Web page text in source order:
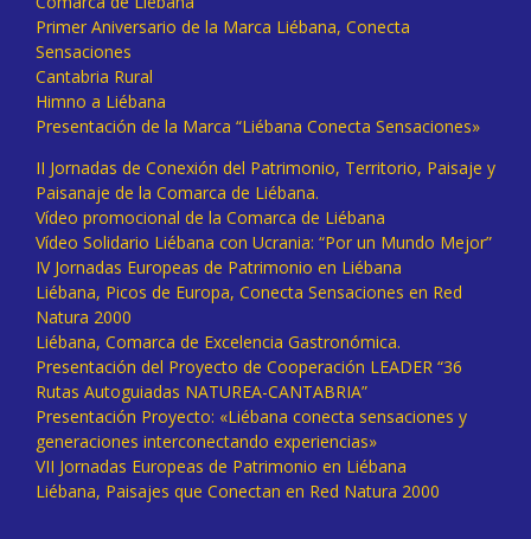
Primer Aniversario de la Marca Liébana, Conecta
Sensaciones
Cantabria Rural
Himno a Liébana
Presentación de la Marca “Liébana Conecta Sensaciones»
II Jornadas de Conexión del Patrimonio, Territorio, Paisaje y
Paisanaje de la Comarca de Liébana.
Vídeo promocional de la Comarca de Liébana
Vídeo Solidario Liébana con Ucrania: “Por un Mundo Mejor”
IV Jornadas Europeas de Patrimonio en Liébana
Liébana, Picos de Europa, Conecta Sensaciones en Red
Natura 2000
Liébana, Comarca de Excelencia Gastronómica.
Presentación del Proyecto de Cooperación LEADER “36
Rutas Autoguiadas NATUREA-CANTABRIA”
Presentación Proyecto: «Liébana conecta sensaciones y
generaciones interconectando experiencias»
VII Jornadas Europeas de Patrimonio en Liébana
Liébana, Paisajes que Conectan en Red Natura 2000